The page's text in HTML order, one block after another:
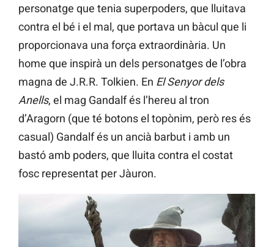
personatge que tenia superpoders, que lluitava
contra el bé i el mal, que portava un bàcul que li
proporcionava una força extraordinària. Un
home que inspirà un dels personatges de l’obra
magna de J.R.R. Tolkien. En El Senyor dels
Anells, el mag Gandalf és l’hereu al tron
d’Aragorn (que té botons el topònim, però res és
casual) Gandalf és un ancià barbut i amb un
bastó amb poders, que lluita contra el costat
fosc representat per Jàuron.